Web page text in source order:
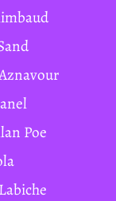
Aznavour
Poe